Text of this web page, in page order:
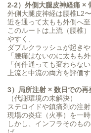
2-2）外側大腿皮神経痛 ×
外側大腿皮神経は腰椎L2
近を通って太もも外側へ至
このルートは上流（腰椎
やすく、
ダブルクラッシュが起き
「腰痛はないのに太もも
「何件通っても変わらな
上流と中流の両方を評価
3）局所注射 × 数日での再
（代謝環境の未解決）
ステロイドや鎮痛剤の注射
現場の炎症（火事）を一
しかし、インフラそのも